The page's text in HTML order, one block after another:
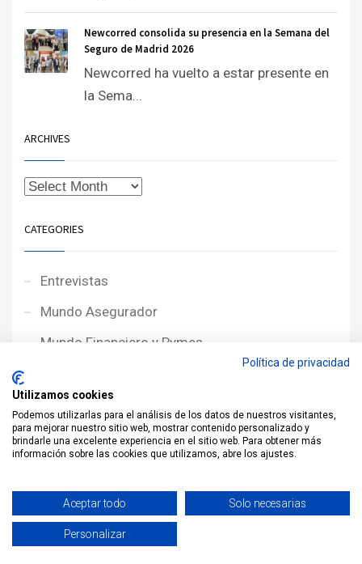
Newcorred consolida su presencia en la Semana del
Seguro de Madrid 2026
Newcorred ha vuelto a estar presente en
la Sema...
ARCHIVES
CATEGORIES
Entrevistas
Mundo Asegurador
Mundo Financiero y Pymes
Noticias NewcorRED
Protagonistas
Sin categoría
Política de privacidad
Utilizamos cookies
Podemos utilizarlas para el análisis de los datos de nuestros visitantes,
para mejorar nuestro sitio web, mostrar contenido personalizado y
brindarle una excelente experiencia en el sitio web. Para obtener más
información sobre las cookies que utilizamos, abre los ajustes.
Aceptar todo Solo necesarias
Personalizar